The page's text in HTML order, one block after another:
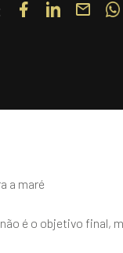
a maré
é o objetivo final,